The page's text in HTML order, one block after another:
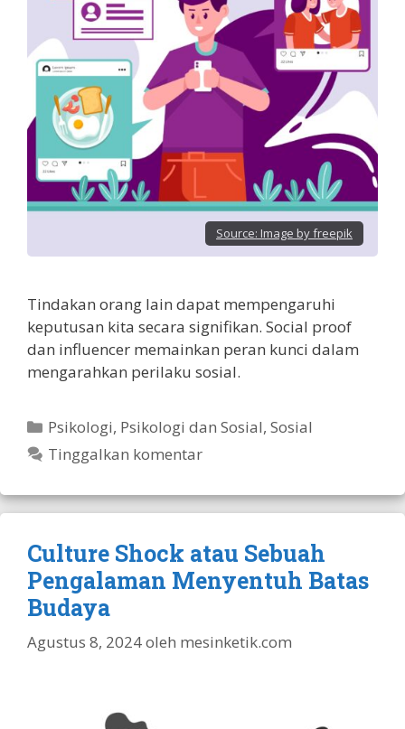
Source: Image by freepik
Tindakan orang lain dapat mempengaruhi
keputusan kita secara signifikan. Social proof
dan influencer memainkan peran kunci dalam
mengarahkan perilaku sosial.
Kategori
Psikologi, Psikologi dan Sosial,Sosial
Tinggalkan komentar
Culture Shock atau Sebuah
Pengalaman Menyentuh Batas
Budaya
Agustus 8, 2024oleh mesinketik.com